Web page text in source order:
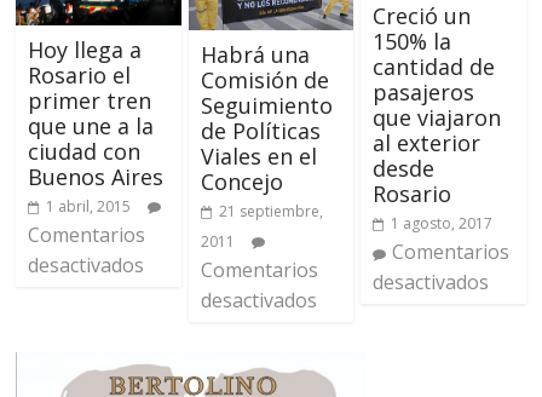
Hoy llega a
Rosario el
primer tren
que une a la
ciudad con
Buenos Aires
1 abril, 2015
Comentarios
desactivados
Habrá una
Comisión de
Seguimiento
de Políticas
Viales en el
Concejo
21 septiembre,
2011
Comentarios
desactivados
Creció un
150% la
cantidad de
pasajeros
que viajaron
al exterior
desde
Rosario
1 agosto, 2017
Comentarios
desactivados